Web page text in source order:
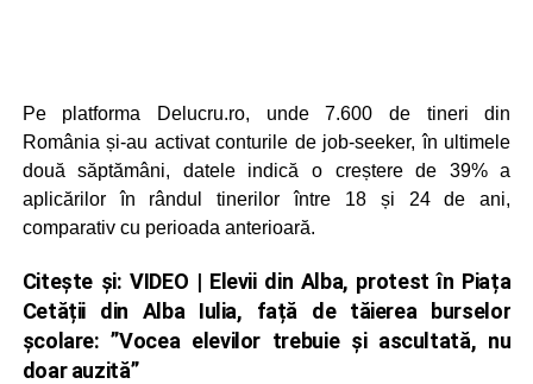
Pe platforma Delucru.ro, unde 7.600 de tineri din
România și-au activat conturile de job-seeker, în ultimele
două săptămâni, datele indică o creștere de 39% a
aplicărilor în rândul tinerilor între 18 și 24 de ani,
comparativ cu perioada anterioară.
Citește și:VIDEO | Elevii din Alba, protest în Piața
Cetății din Alba Iulia, față de tăierea burselor
școlare: ”Vocea elevilor trebuie și ascultată, nu
doar auzită”